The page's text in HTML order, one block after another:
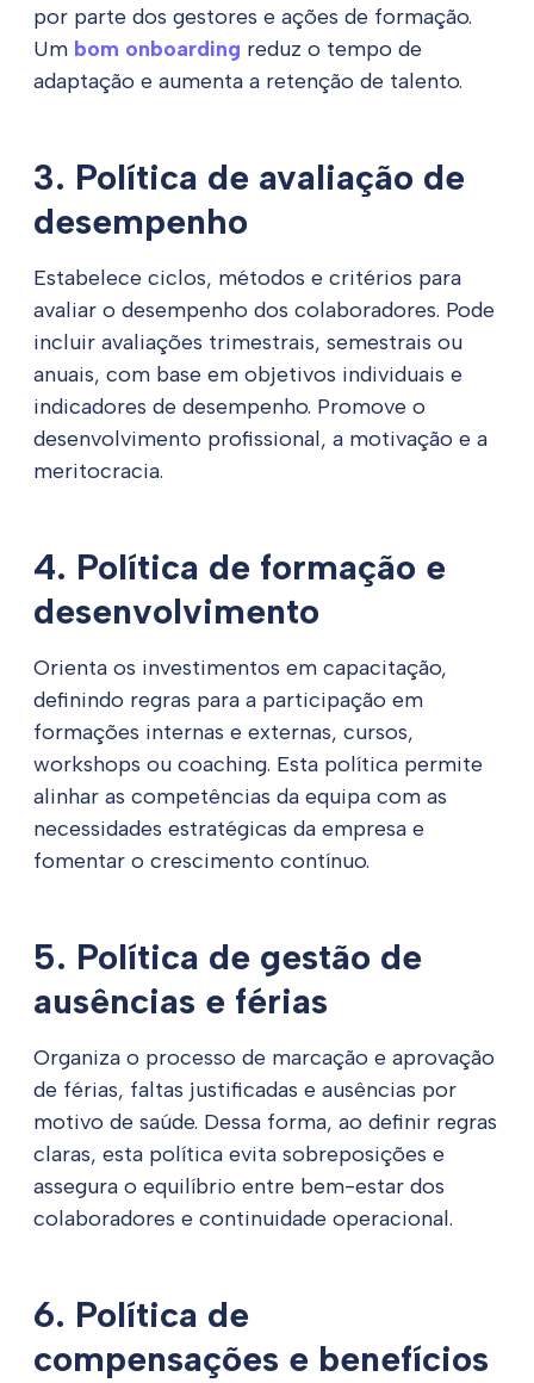
por parte dos gestores e ações de formação.
Um bom onboarding reduz o tempo de
adaptação e aumenta a retenção de talento.
3. Política de avaliação de
desempenho
Estabelece ciclos, métodos e critérios para
avaliar o desempenho dos colaboradores. Pode
incluir avaliações trimestrais, semestrais ou
anuais, com base em objetivos individuais e
indicadores de desempenho. Promove o
desenvolvimento profissional, a motivação e a
meritocracia.
4. Política de formação e
desenvolvimento
Orienta os investimentos em capacitação,
definindo regras para a participação em
formações internas e externas, cursos,
workshops ou coaching. Esta política permite
alinhar as competências da equipa com as
necessidades estratégicas da empresa e
fomentar o crescimento contínuo.
5. Política de gestão de
ausências e férias
Organiza o processo de marcação e aprovação
de férias, faltas justificadas e ausências por
motivo de saúde. Dessa forma, ao definir regras
claras, esta política evita sobreposições e
assegura o equilíbrio entre bem-estar dos
colaboradores e continuidade operacional.
6. Política de
compensações e benefícios